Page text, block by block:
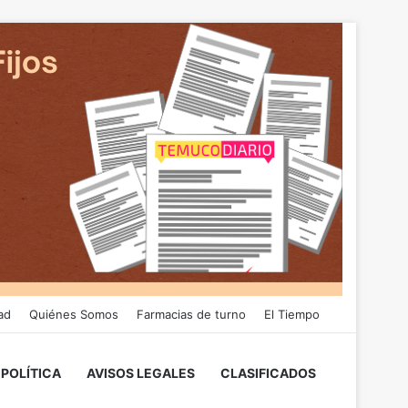
Quiénes Somos Farmacias de turno El Tiempo
POLÍTICA AVISOS LEGALES CLASIFICADOS